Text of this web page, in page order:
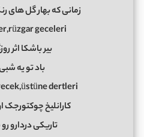
زمانی که بهار گل‌ های
geceleri
بیر باشکا اثر
باد تو یه
dertleri
کارانلیخ چوکتورجک
تاریکی دردارو